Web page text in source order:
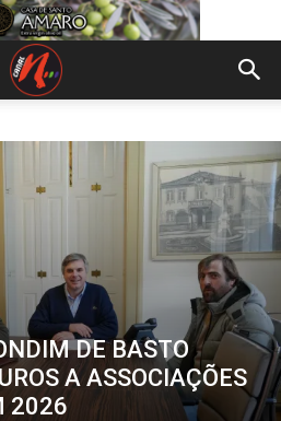
DE BASTO
A ASSOCIAÇÕES
2026